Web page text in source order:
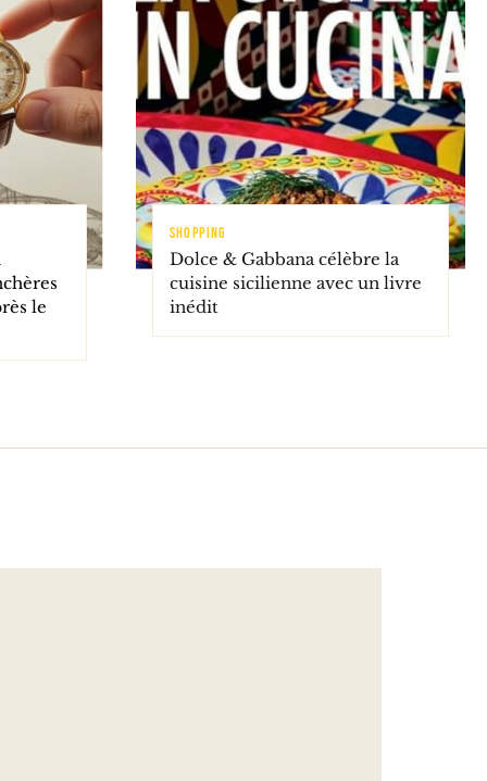
le
SHOPPING
Dolce & Gabbana célèbre la
cuisine sicilienne avec un livre
inédit